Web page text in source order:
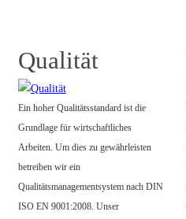
Qualität
Ein hoher Qualitätsstandard ist die
Grundlage für wirtschaftliches
Arbeiten. Um dies zu gewährleisten
betreiben wir ein
Qualitätsmanagementsystem nach DIN
ISO EN 9001:2008. Unser